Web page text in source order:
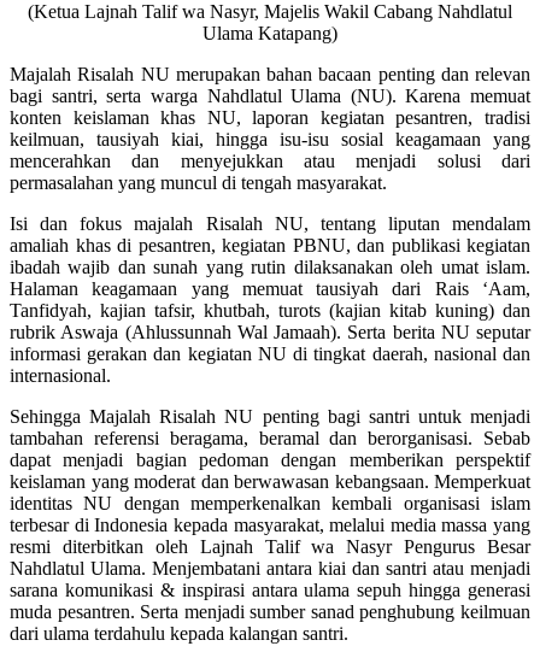
(Ketua Lajnah Talif wa Nasyr, Majelis Wakil Cabang Nahdlatul
Ulama Katapang)
Majalah Risalah NU merupakan bahan bacaan penting dan relevan
bagi santri, serta warga Nahdlatul Ulama (NU). Karena memuat
konten keislaman khas NU, laporan kegiatan pesantren, tradisi
keilmuan, tausiyah kiai, hingga isu-isu sosial keagamaan yang
mencerahkan dan menyejukkan atau menjadi solusi dari
permasalahan yang muncul di tengah masyarakat.
Isi dan fokus majalah Risalah NU, tentang liputan mendalam
amaliah khas di pesantren, kegiatan PBNU, dan publikasi kegiatan
ibadah wajib dan sunah yang rutin dilaksanakan oleh umat islam.
Halaman keagamaan yang memuat tausiyah dari Rais ‘Aam,
Tanfidyah, kajian tafsir, khutbah, turots (kajian kitab kuning) dan
rubrik Aswaja (Ahlussunnah Wal Jamaah). Serta berita NU seputar
informasi gerakan dan kegiatan NU di tingkat daerah, nasional dan
internasional.
Sehingga Majalah Risalah NU penting bagi santri untuk menjadi
tambahan referensi beragama, beramal dan berorganisasi. Sebab
dapat menjadi bagian pedoman dengan memberikan perspektif
keislaman yang moderat dan berwawasan kebangsaan. Memperkuat
identitas NU dengan memperkenalkan kembali organisasi islam
terbesar di Indonesia kepada masyarakat, melalui media massa yang
resmi diterbitkan oleh Lajnah Talif wa Nasyr Pengurus Besar
Nahdlatul Ulama. Menjembatani antara kiai dan santri atau menjadi
sarana komunikasi & inspirasi antara ulama sepuh hingga generasi
muda pesantren. Serta menjadi sumber sanad penghubung keilmuan
dari ulama terdahulu kepada kalangan santri.